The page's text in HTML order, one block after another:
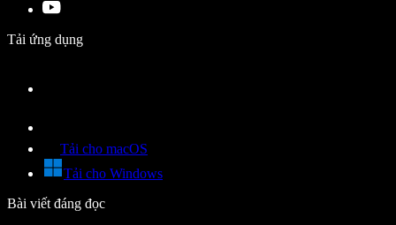
Tải ứng dụng
Tải cho macOS
Tải cho Windows
Bài viết đáng đọc